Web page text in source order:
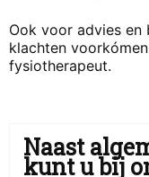
Ook voor advies en
klachten
fysiotherapeut.
Naast
kunt u bij